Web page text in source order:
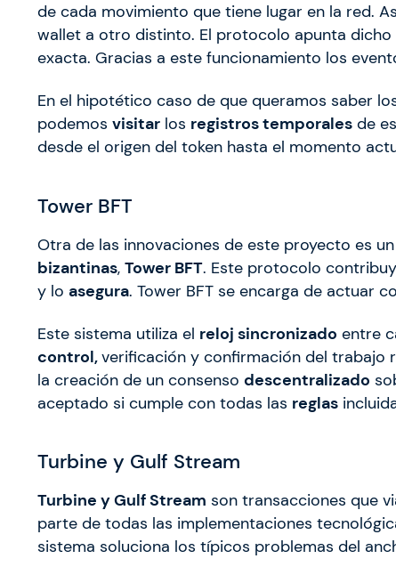
de cada movimiento que tiene lugar en la red.
wallet a otro distinto. El protocolo apunta
exacta. Gracias a este funcionamiento los
En el hipotético caso de que queramos saber
podemos visitar los registros temporales de
desde el origen del token hasta el momento
Tower BFT
Otra de las innovaciones de este proyecto es
bizantinas, Tower BFT. Este protocolo
y lo asegura. Tower BFT se encarga de actuar
Este sistema utiliza el reloj sincronizado entre
control,verificación y confirmación del trabajo
la creación de un consenso descentralizado
aceptado si cumple con todas las reglas
Turbine y Gulf Stream
Turbine y Gulf Stream son transacciones que
parte de todas las implementaciones
sistema soluciona los típicos problemas del